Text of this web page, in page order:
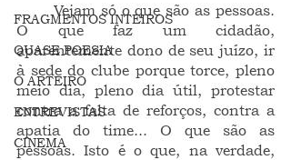
FRAGMENTOS INTEIROS
QUASE POESIA
O ARTEIRO
ENTREVISTAS
CINEMA
	Vejam só o que são as pessoas.
O que faz um cidadão,
aparentemente dono de seu juízo, ir
à sede do clube porque torce, pleno
meio dia, pleno dia útil, protestar
contra a falta de reforços, contra a
apatia do time... O que são as
pessoas. Isto é o que, na verdade,